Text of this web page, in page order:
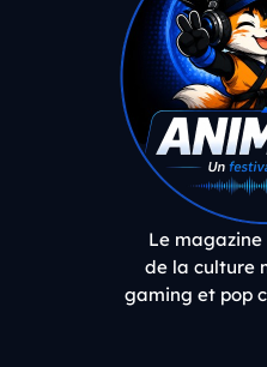
Le
de la culture
gaming et pop